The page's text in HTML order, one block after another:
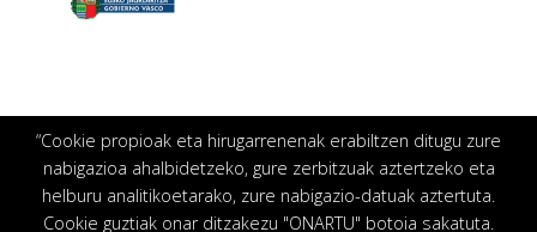
“Cookie propioak eta hirugarrenenak erabiltzen ditugu zure
nabigazioa ahalbidetzeko, gure zerbitzuak aztertzeko eta
helburu analitikoetarako, zure nabigazio-datuak aztertuta.
Cookie guztiak onar ditzakezu "ONARTU" botoia sakatuta.